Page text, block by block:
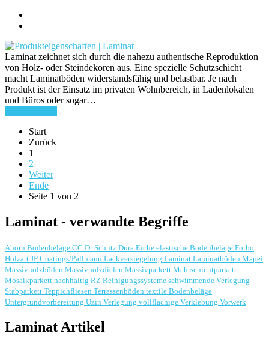
Laminat zeichnet sich durch die nahezu authentische Reproduktion
von Holz- oder Steindekoren aus. Eine spezielle Schutzschicht
macht Laminatböden widerstandsfähig und belastbar. Je nach
Produkt ist der Einsatz im privaten Wohnbereich, in Ladenlokalen
und Büros oder sogar…
Start
Zurück
1
2
Weiter
Ende
Seite 1 von 2
Laminat - verwandte Begriffe
Ahorn Bodenbeläge CC Dr Schutz Dura Eiche elastische Bodenbeläge Forbo
Holzart JP Coatings/Pallmann Lackversiegelung Laminat Laminatböden Mapei
Massivholzböden Massivholzdielen Massivparkett Mehrschichtparkett
Mosaikparkett nachhaltig RZ Reinigungssysteme schwimmende Verlegung
Stabparkett Teppichfliesen Terrassenböden textile Bodenbeläge
Untergrundvorbereitung Uzin Verlegung vollflächige Verklebung Vorwerk
Laminat Artikel